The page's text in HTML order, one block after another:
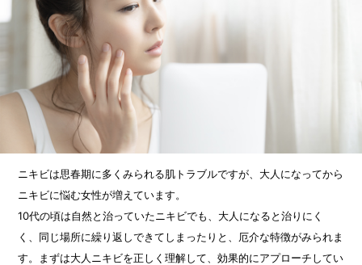
ニキビは思春期に多くみられる肌トラブルですが、大人になってから
ニキビに悩む女性が増えています。
10代の頃は自然と治っていたニキビでも、大人になると治りにく
く、同じ場所に繰り返しできてしまったりと、厄介な特徴がみられま
す。まずは大人ニキビを正しく理解して、効果的にアプローチしてい